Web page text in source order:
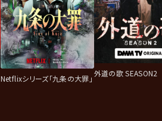
Netflixシリーズ「九条の大罪」
外道の歌 SEASON2